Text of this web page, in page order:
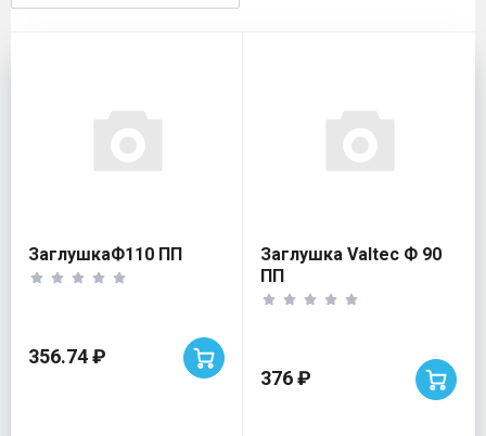
ЗаглушкаФ110 ПП
356.74 ₽
Заглушка Valtec Ф 90
ПП
376 ₽